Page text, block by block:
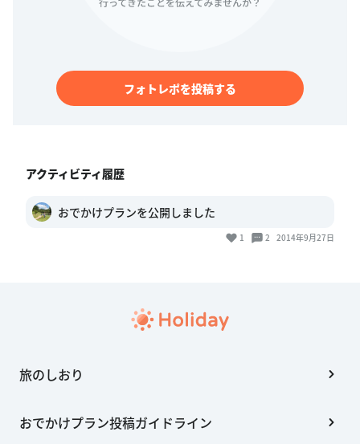
フォトレポを投稿する
アクティビティ履歴
おでかけプランを公開しました
1 2 2014年9月27日
旅のしおり
おでかけプラン投稿ガイドライン